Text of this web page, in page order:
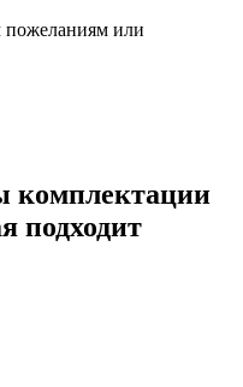
пожеланиям или
комплектации
подходит